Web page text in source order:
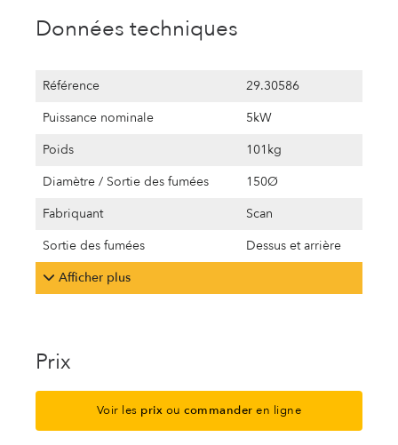
Données techniques
Référence
29.30586
Puissance nominale
5kW
Poids
101kg
Diamètre / Sortie des fumées
150Ø
Fabriquant
Scan
Sortie des fumées
Dessus et arrière
Afficher plus
Prix
Voir les prix oucommander en ligne